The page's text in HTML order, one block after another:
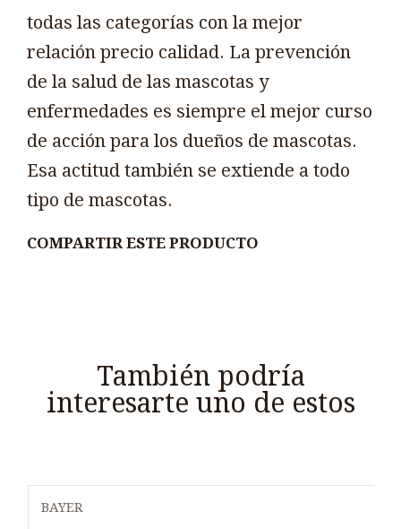
todas las categorías con la mejor
relación precio calidad. La prevención
de la salud de las mascotas y
enfermedades es siempre el mejor curso
de acción para los dueños de mascotas.
Esa actitud también se extiende a todo
tipo de mascotas.
COMPARTIR ESTE PRODUCTO
También podría
interesarte uno de estos
BAYER